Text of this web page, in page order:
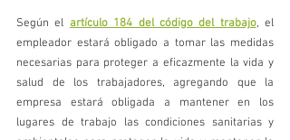
Según el artículo 184 del código del trabajo, el
empleador estará obligado a tomar las medidas
necesarias para proteger a eficazmente la vida y
salud de los trabajadores, agregando que la
empresa estará obligada a mantener en los
lugares de trabajo las condiciones sanitarias y